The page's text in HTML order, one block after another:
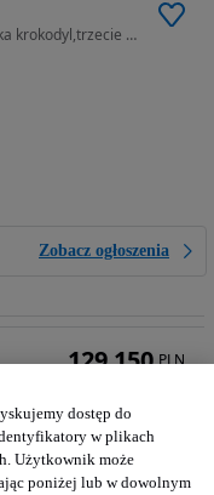
Ładowarka czołową VOLVO L30G,idealna,łyżka krokodyl,trzecie wyjście
Zobacz ogłoszenia
129 150 PLN
dostęp do
w plikach
Użytkownik może
poniżej lub w dowolnym